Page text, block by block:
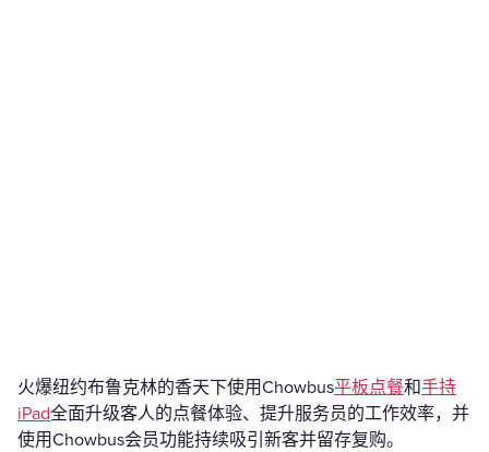
火爆纽约布鲁克林的香天下使用Chowbus平板点餐和手持
iPad全面升级客人的点餐体验、提升服务员的工作效率，并
使用Chowbus会员功能持续吸引新客并留存复购。